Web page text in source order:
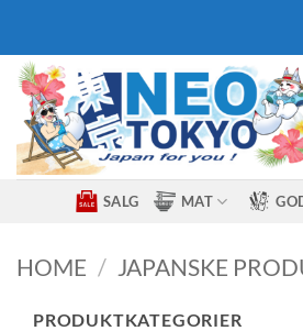
content
SALG MAT
HOME / JAPANSKE
PRODUKTKATEGORIER